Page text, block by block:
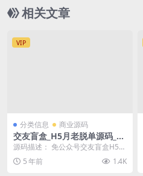
相关文章
VIP
分类信息 商业源码
交友盲盒_H5月老脱单源码_免
公众号_修复了图片上传_修复
纸条审核_全新完美运营版本
源码描述： 免公众号交友盲盒H5月
老脱单一元交友匹配系统源码修复
上传图片+纸条审...
5 年前 1.4K